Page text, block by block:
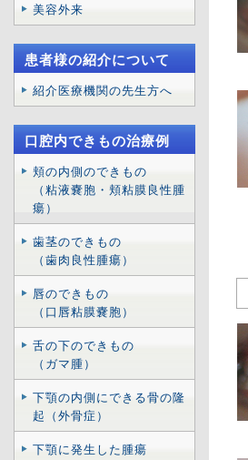
美容外来
患者様の紹介について
紹介医療機関の先生方へ
口腔内できもの治療例
頬の内側のできもの
（粘液嚢胞・頬粘膜良性腫
瘍）
歯茎のできもの
（歯肉良性腫瘍）
唇のできもの
（口唇粘膜嚢胞）
舌の下のできもの
（ガマ腫）
下顎の内側にできる骨の隆
起（外骨症）
下顎に発生した腫瘍